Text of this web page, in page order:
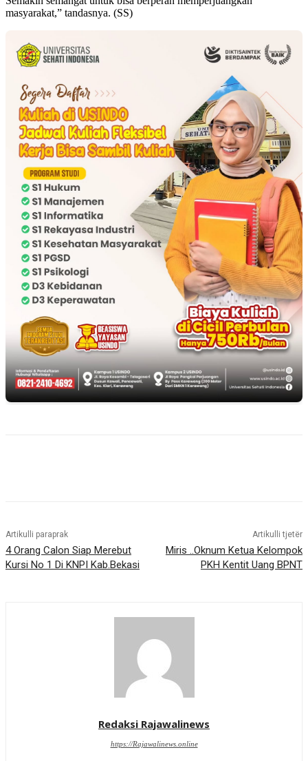
masyarakat,” tandasnya. (SS)
Artikulli paraprak
4 Orang Calon Siap Merebut
Kursi No 1 Di KNPI Kab.Bekasi
Artikulli tjetër
Miris ..Oknum Ketua Kelompok
PKH Kentit Uang BPNT
Redaksi Rajawalinews
https://Rajawalinews.online